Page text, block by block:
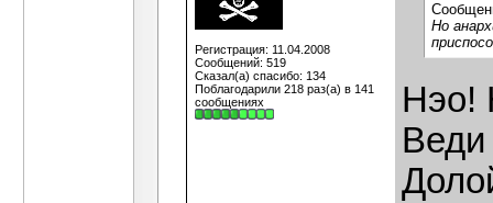
Регистрация: 11.04.2008
Сообщений: 519
Сказал(а) спасибо: 134
Поблагодарили 218 раз(а) в 141
сообщениях
Но
Нэо!